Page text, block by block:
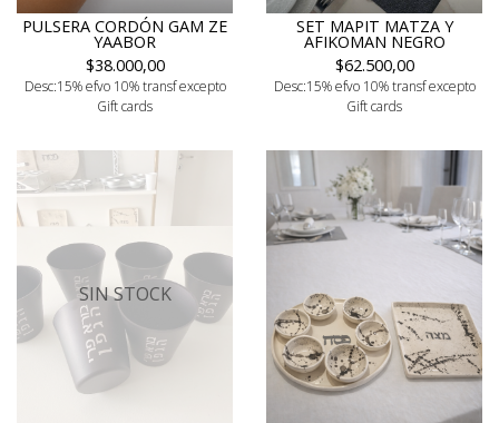
PULSERA CORDÓN GAM ZE
YAABOR
$38.000,00
Desc:15% efvo 10% transf excepto
Gift cards
SET MAPIT MATZA Y
AFIKOMAN NEGRO
$62.500,00
Desc:15% efvo 10% transf excepto
Gift cards
SIN STOCK